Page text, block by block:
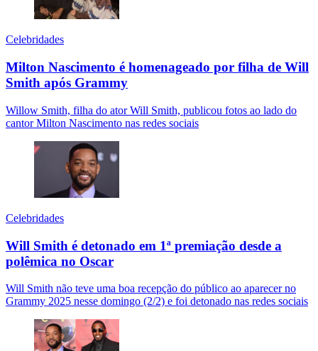
Celebridades
Milton Nascimento é homenageado por filha de Will
Smith após Grammy
Willow Smith, filha do ator Will Smith, publicou fotos ao lado do
cantor Milton Nascimento nas redes sociais
Celebridades
Will Smith é detonado em 1ª premiação desde a
polêmica no Oscar
Will Smith não teve uma boa recepção do público ao aparecer no
Grammy 2025 nesse domingo (2/2) e foi detonado nas redes sociais